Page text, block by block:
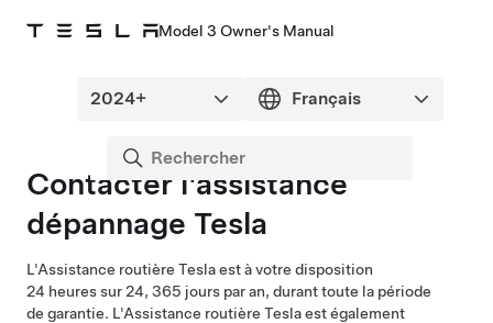
Model 3 Owner's Manual
Contacter l'assistance
dépannage Tesla
L'Assistance routière Tesla est à votre disposition
24 heures sur 24, 365 jours par an, durant toute la période
de garantie. L'Assistance routière Tesla est également